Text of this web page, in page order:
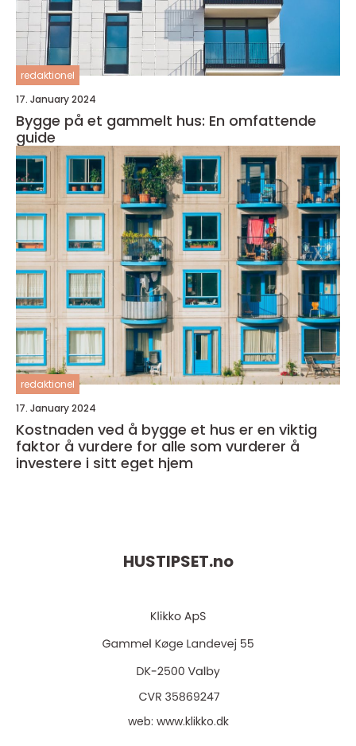
redaktionel
17. January 2024
Bygge på et gammelt hus: En omfattende
guide
redaktionel
17. January 2024
Kostnaden ved å bygge et hus er en viktig
faktor å vurdere for alle som vurderer å
investere i sitt eget hjem
HUSTIPSET.no
web: www.klikko.dk